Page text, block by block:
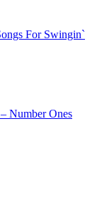
For Swingin`
Number Ones